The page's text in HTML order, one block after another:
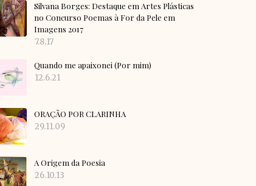
Silvana Borges: Destaque em Artes Plásticas
no Concurso Poemas à For da Pele em
Imagens 2017
7.8.17
Quando me apaixonei (Por mim)
12.6.21
ORAÇÃO POR CLARINHA
29.11.09
A Origem da Poesia
26.10.13